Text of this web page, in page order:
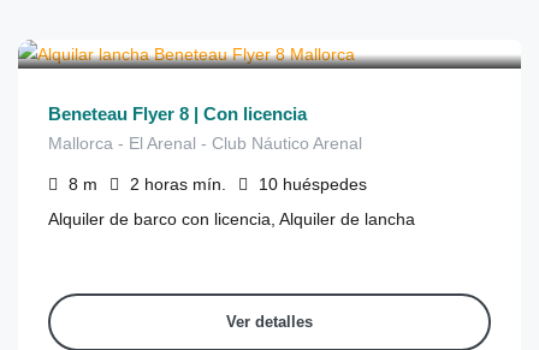
Beneteau Flyer 8 | Con licencia
Mallorca - El Arenal - Club Náutico Arenal
8 m 2 horas mín. 10 huéspedes
Alquiler de barco con licencia, Alquiler de lancha
Ver detalles